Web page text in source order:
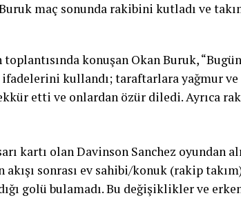
maç sonunda rakibini kutladı ve
toplantısında konuşan Okan Buruk,
kullandı; taraftarlara yağmur
etti ve onlardan özür diledi. Ayrıca
kartı olan Davinson Sanchez oyundan
sonrası ev sahibi/konuk (rakip
golü bulamadı. Bu değişiklikler ve